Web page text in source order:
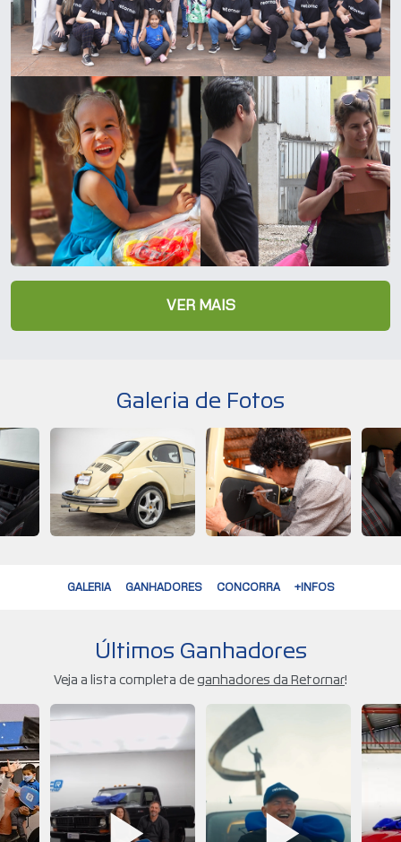
VER MAIS
Galeria de Fotos
GALERIA GANHADORES CONCORRA +INFOS
Últimos Ganhadores
Veja a lista completa deganhadores da Retornar!